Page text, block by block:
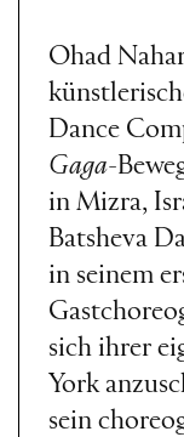
Ohad
Dance
Gaga-
in Mizra,
Batsheva
in seinem
sich ihrer
York
sein